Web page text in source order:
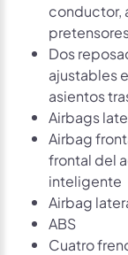
conductor,
Dos
ajustables
asientos
Airbags
Airbag
frontal del
inteligente
Airbag
ABS
Cuatro